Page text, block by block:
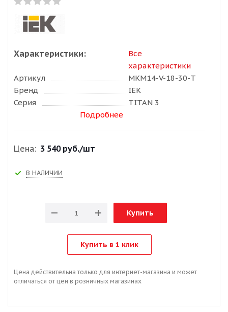
Характеристики:
Все
характеристики
Артикул
MKM14-V-18-30-T
Бренд
IEK
Серия
TITAN 3
Подробнее
Цена: 3 540 руб./шт
В НАЛИЧИИ
Купить
Купить в 1 клик
Цена действительна только для интернет-магазина и может
отличаться от цен в розничных магазинах